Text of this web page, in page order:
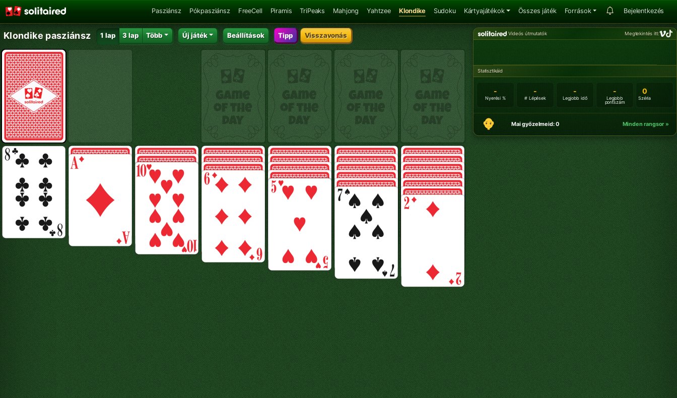
Pasziánsz Pókpasziánsz FreeCell Piramis TriPeaks Mahjong Yahtzee Klondike Sudoku Kártyajátékok Összes játék Források Bejelentkezés
Klondike pasziánsz 1 lap 3 lap Több Új játék Beállítások Tipp Visszavonás Videós útmutatók Megtekintés itt:
Statisztikáid
-
Nyerési %
-
# Lépések
-
Legjobb idő
-
Legjobb
pontszám
0
Széria
Mai győzelmeid: 0 Minden rangsor »